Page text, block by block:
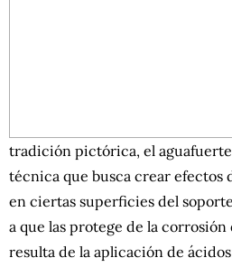
tradición pictórica, el
técnica que busca crear efectos
en ciertas superficies del
a que las protege de la corrosión
resulta de la aplicación de